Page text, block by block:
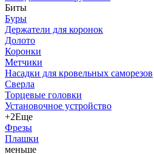
Биты
Буры
Держатели для коронок
Долото
Коронки
Метчики
Насадки для кровельных саморезов
Сверла
Торцевые головки
Установочное устройство
+2Еще
Фрезы
Плашки
меньше